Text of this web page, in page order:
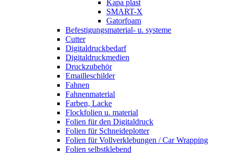
Kapa plast
SMART-X
Gatorfoam
Befestigungsmaterial- u. systeme
Cutter
Digitaldruckbedarf
Digitaldruckmedien
Druckzubehör
Emailleschilder
Fahnen
Fahnenmaterial
Farben, Lacke
Flockfolien u. material
Folien für den Digitaldruck
Folien für Schneideplotter
Folien für Vollverklebungen / Car Wrapping
Folien selbstklebend